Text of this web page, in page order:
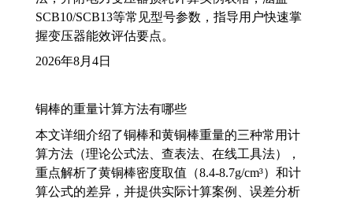
SCB10/SCB13等常见型号参数，指导用户快速掌
握变压器能效评估要点。
2026年8月4日
铜棒的重量计算方法有哪些
本文详细介绍了铜棒和黄铜棒重量的三种常用计
算方法（理论公式法、查表法、在线工具法），
重点解析了黄铜棒密度取值（8.4-8.7g/cm³）和计
算公式的差异，并提供实际计算案例、误差分析